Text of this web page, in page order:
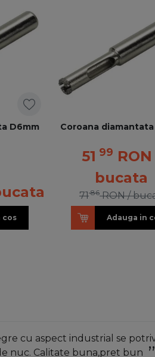
D6mm
cos
Coroana
51 99 RON
bucata
7186 RON /
Adauga in
cu aspect industrial se
nuc. Calitate buna,pret bun